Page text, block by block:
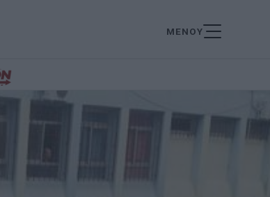
ΜΕΝΟΥ